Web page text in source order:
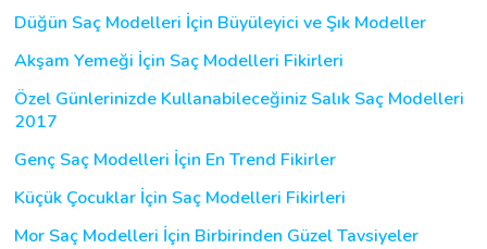
Düğün Saç Modelleri İçin Büyüleyici ve Şık Modeller
Akşam Yemeği İçin Saç Modelleri Fikirleri
Özel Günlerinizde Kullanabileceğiniz Salık Saç Modelleri
2017
Genç Saç Modelleri İçin En Trend Fikirler
Küçük Çocuklar İçin Saç Modelleri Fikirleri
Mor Saç Modelleri İçin Birbirinden Güzel Tavsiyeler